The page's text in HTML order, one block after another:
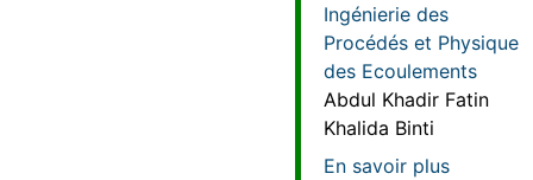
Ingénierie des
Procédés et Physique
des Ecoulements
Abdul Khadir Fatin
Khalida Binti
En savoir plussur